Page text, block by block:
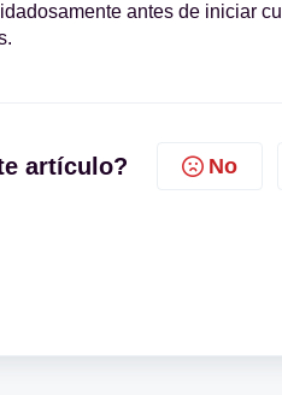
antes de iniciar
artículo? No